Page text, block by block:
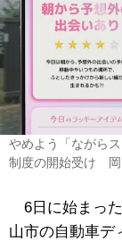
やめよう「ながら
制度の開始受け 岡
6日に始まっ
山市の自動車デ